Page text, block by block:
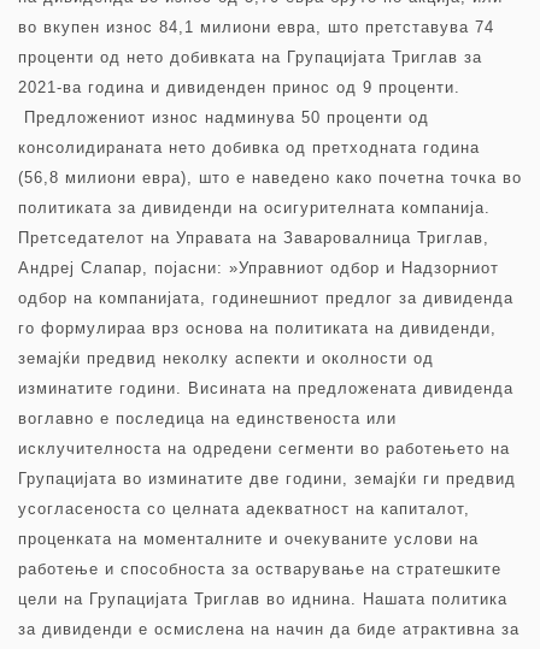
во вкупен износ 84,1 милиони евра, што претставува 74
проценти од нето добивката на Групацијата Триглав за
2021-ва година и дивиденден принос од 9 проценти.
Предложениот износ надминува 50 проценти од
консолидираната нето добивка од претходната година
(56,8 милиони евра), што е наведено како почетна точка во
политиката за дивиденди на осигурителната компанија.
Претседателот на Управата на Заваровалница Триглав,
Андреј Слапар, појасни: »Управниот одбор и Надзорниот
одбор на компанијата, годинешниот предлог за дивиденда
го формулираа врз основа на политиката на дивиденди,
земајќи предвид неколку аспекти и околности од
изминатите години. Висината на предложената дивиденда
воглавно е последица на единственоста или
исклучителноста на одредени сегменти во работењето на
Групацијата во изминатите две години, земајќи ги предвид
усогласеноста со целната адекватност на капиталот,
проценката на моменталните и очекуваните услови на
работење и способноста за остварување на стратешките
цели на Групацијата Триглав во иднина. Нашата политика
за дивиденди е осмислена на начин да биде атрактивна за